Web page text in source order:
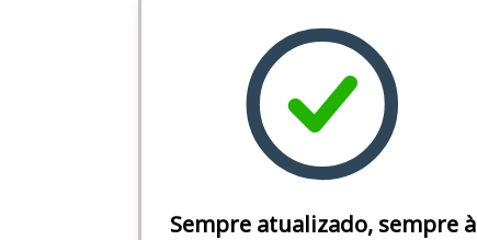
Sempre atualizado, sempre à